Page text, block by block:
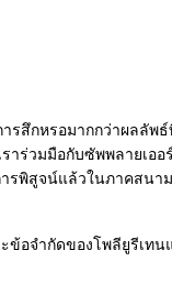
รสึกหรอมากกว่าผลลัพ
วมมือกับซัพพลายเออ
รพิสูจน์แล้วในภาคสนา
จำกัดของโพลียูรีเทนแ